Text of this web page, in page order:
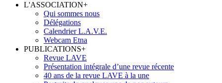
L'ASSOCIATION+
Qui sommes nous
Délégations
Calendrier L.A.V.E.
Webcam Etna
PUBLICATIONS+
Revue LAVE
Présentation intégrale d’une revue récente
40 ans de la revue LAVE à la une